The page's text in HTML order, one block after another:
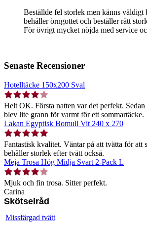
Beställde fel storlek men känns väldigt
behåller örngottet och beställer rätt
För övrigt mycket nöjda med service
Senaste Recensioner
Hotelltäcke 150x200 Sval
Helt OK. Första natten var det perfekt.
blev lite grann för varmt för ett
Lakan Egyptisk Bomull Vit 240 x 270
Fantastisk kvalitet. Väntar på att tvätta för att
behåller storlek efter tvätt också.
Meja Trosa Hög Midja Svart 2-Pack L
Mjuk och fin trosa. Sitter perfekt.
Carina
Skötselråd
Missfärgad tvätt